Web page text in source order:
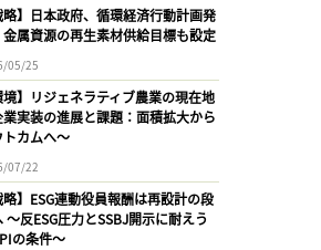
略】日本政府、循環経済行動計画発
属資源の再生素材供給目標も設定
05/25
境】リジェネラティブ農業の現在地
実装の進展と課題：面積拡大から
トカムへ〜
07/22
略】ESG連動役員報酬は再設計の段
〜反ESG圧力とSSBJ開示に耐えう
の条件〜